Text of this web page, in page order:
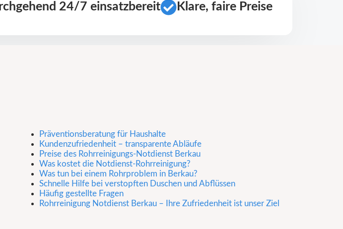
24/7 einsatzbereit Klare, faire Preise
Präventionsberatung für Haushalte
Kundenzufriedenheit – transparente Abläufe
Preise des Rohrreinigungs-Notdienst Berkau
Was kostet die Notdienst-Rohrreinigung?
Was tun bei einem Rohrproblem in Berkau?
Schnelle Hilfe bei verstopften Duschen und Abflüssen
Häufig gestellte Fragen
Rohrreinigung Notdienst Berkau – Ihre Zufriedenheit ist unser Ziel